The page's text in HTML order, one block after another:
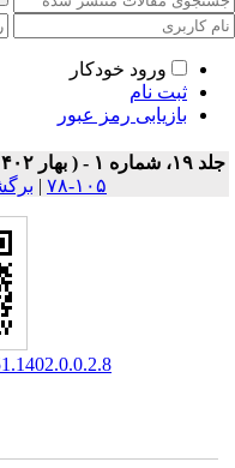
ورود خودکار
ثبت نام
بازیابی رمز عبور
شماره ۱ - ( بهار ۱۴۰۲ )
۱۰۵-۷۸
|